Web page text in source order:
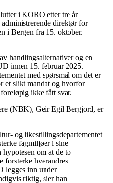
i KORO etter tre år
direktør for
i Bergen fra 15. oktober.
handlingsalternativer og en
innen 15. februar 2025.
med spørsmål om det er
et slikt mandat og hvorfor
ikke fått svar.
(NBK), Geir Egil Bergjord, er
og likestillingsdepartementet
fagmiljøer i sine
om at de to
forsterke hverandres
legges inn under
riktig, sier han.